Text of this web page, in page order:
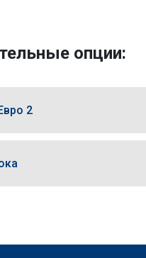
опции:
2